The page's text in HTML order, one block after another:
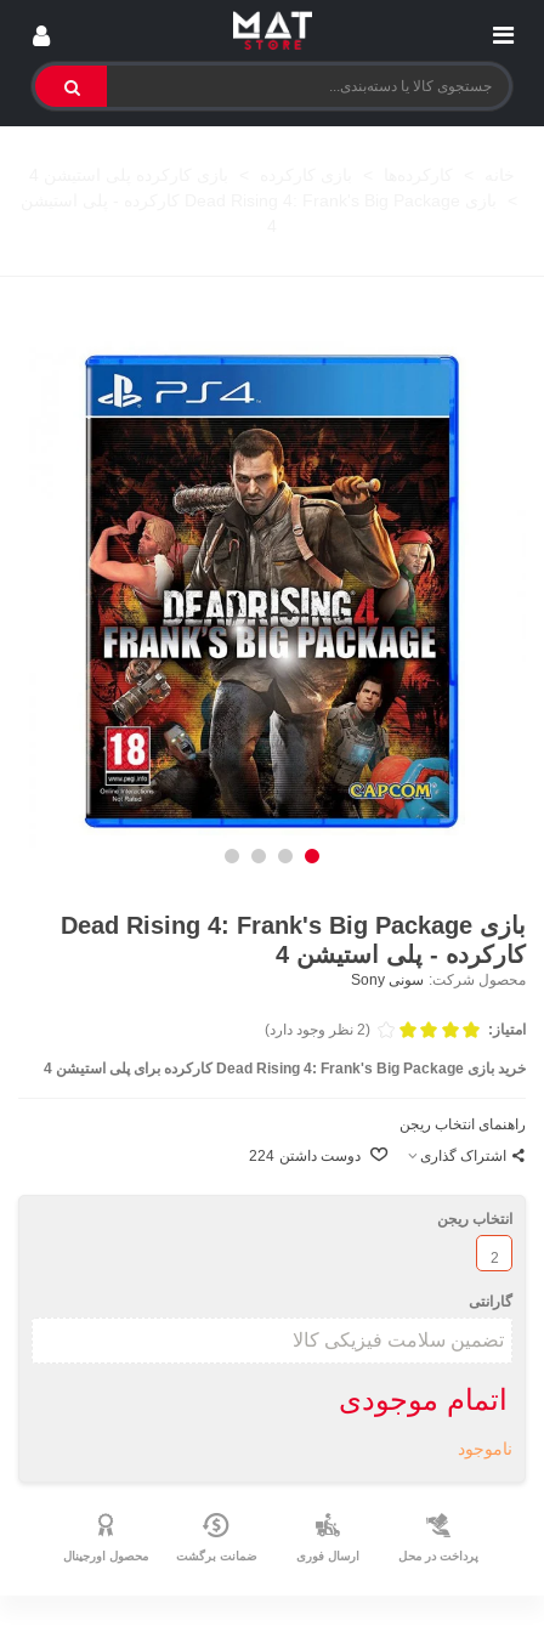
بازی Dead Rising 4: Frank's Big Package
کارکرده - پلی استیشن 4
محصول شرکت: سونی Sony
امتیاز: (2 نظر وجود دارد)
خرید بازی Dead Rising 4: Frank's Big Package کارکرده برای پلی استیشن 4
راهنمای انتخاب ریجن
اشتراک گذاری
دوست داشتن 224
انتخاب ریجن
2
گارانتی
اتمام موجودی
ناموجود
پرداخت در محل ارسال فوری ضمانت برگشت محصول اورجینال